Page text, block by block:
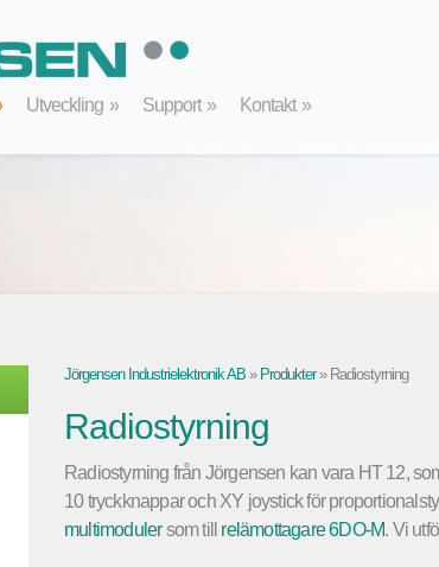
Utveckling Support Kontakt
Jörgensen Industrielektronik AB » Produkter » Radiostyrning
Radiostyrning
Radiostyrning från Jörgensen kan vara HT 12,
10 tryckknappar och XY joystick för
multimodulersom till relämottagare 6DO-M. Vi